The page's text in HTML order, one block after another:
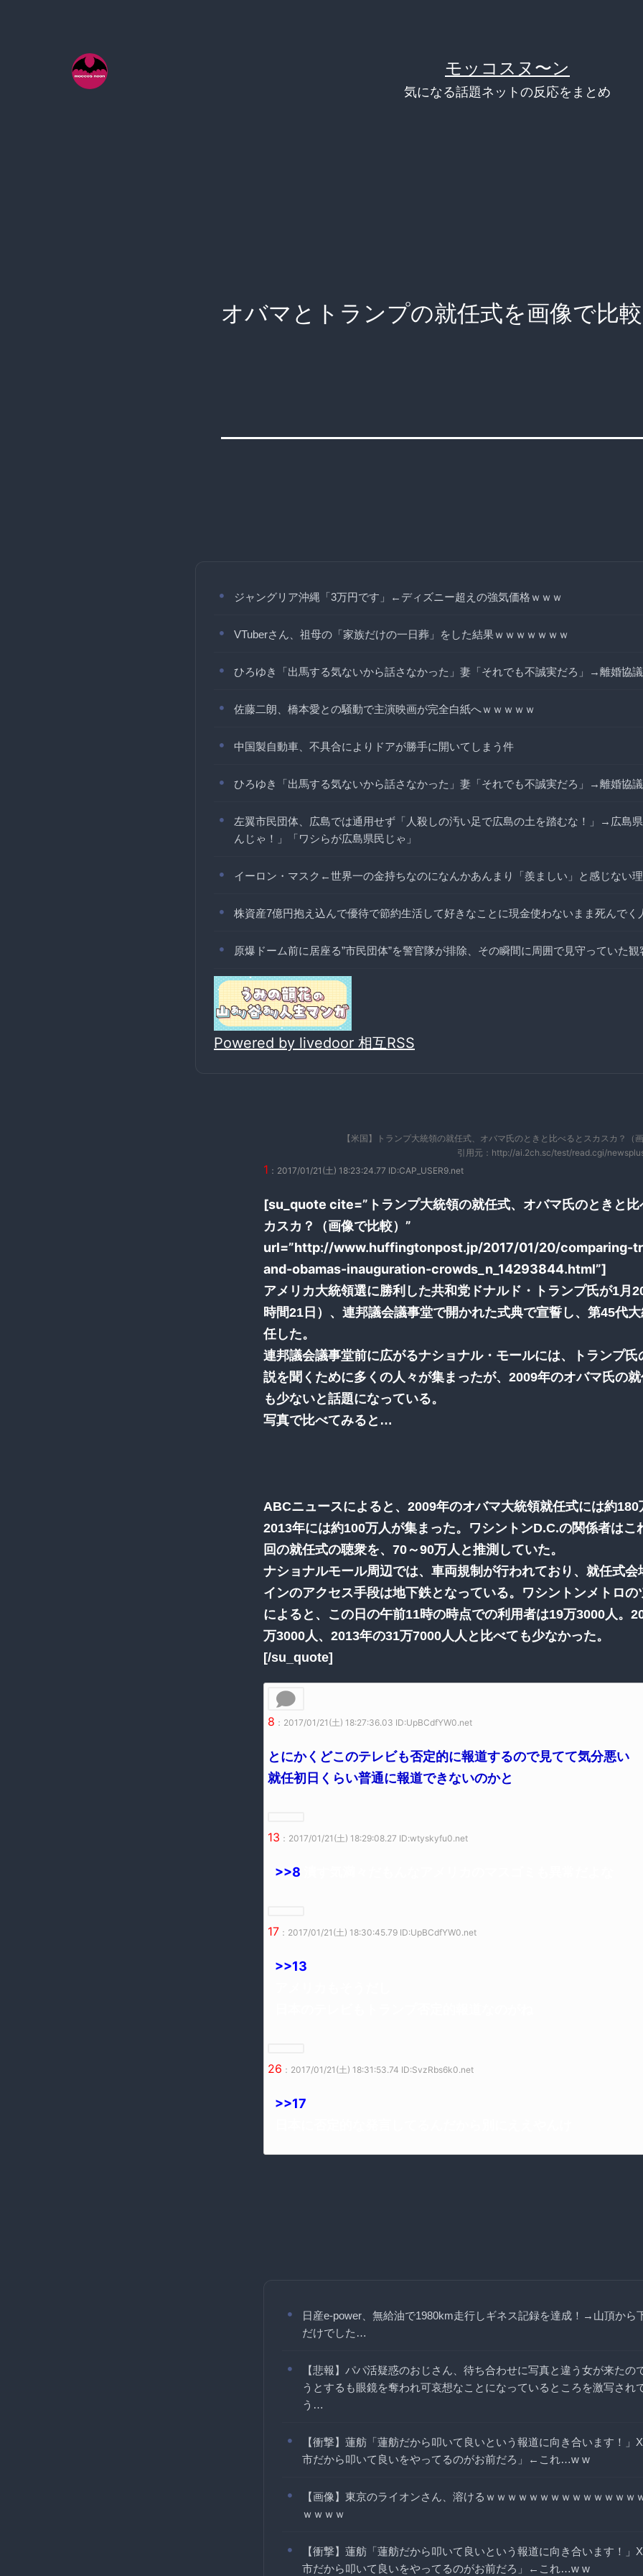
モッコスヌ〜ン
気になる話題ネットの反応をまとめ
オバマとトランプの就任式を画像で比較
ジャングリア沖縄「3万円です」←ディズニー超えの強気価格ｗｗｗ
VTuberさん、祖母の「家族だけの一日葬」をした結果ｗｗｗｗｗｗｗ
ひろゆき「出馬する気ないから話さなかった」妻「それでも不誠実だろ」→離婚協
佐藤二朗、橋本愛との騒動で主演映画が完全白紙へｗｗｗｗｗ
中国製自動車、不具合によりドアが勝手に開いてしまう件
ひろゆき「出馬する気ないから話さなかった」妻「それでも不誠実だろ」→離婚協
左翼市民団体、広島では通用せず「人殺しの汚い足で広島の土を踏むな！」→広島
んじゃ！」「ワシらが広島県民じゃ」
イーロン・マスク←世界一の金持ちなのになんかあんまり「羨ましい」と感じない
株資産7億円抱え込んで優待で節約生活して好きなことに現金使わないまま死んでく
原爆ドーム前に居座る”市民団体”を警官隊が排除、その瞬間に周囲で見守っていた
Powered by livedoor 相互RSS
【米国】トランプ大統領の就任式、オバマ氏のときと比べるとスカスカ？（
引用元：http://ai.2ch.sc/test/read.cgi/
1 ：2017/01/21(土) 18:23:24.77 ID:CAP_USER9.net
[su_quote cite=”トランプ大統領の就任式、オバマ氏のときと比
カスカ？（画像で比較）”
url=”http://www.huffingtonpost.jp/2017/01/20/comparing-
and-obamas-inauguration-crowds_n_14293844.html”]
アメリカ大統領選に勝利した共和党ドナルド・トランプ氏が1月
時間21日）、連邦議会議事堂で開かれた式典で宣誓し、第45代
任した。
連邦議会議事堂前に広がるナショナル・モールには、トランプ氏
説を聞くために多くの人々が集まったが、2009年のオバマ氏の就
も少ないと話題になっている。
写真で比べてみると…
ABCニュースによると、2009年のオバマ大統領就任式には約180
2013年には約100万人が集まった。ワシントンD.C.の関係者はこ
回の就任式の聴衆を、70～90万人と推測していた。
ナショナルモール周辺では、車両規制が行われており、就任式会
インのアクセス手段は地下鉄となっている。ワシントンメトロの
によると、この日の午前11時の時点での利用者は19万3000人。
万3000人、2013年の31万7000人人と比べても少なかった。
[/su_quote]
8 ：2017/01/21(土) 18:27:36.03 ID:UpBCdfYW0.net
とにかくどこのテレビも否定的に報道するので見てて気分悪い
就任初日くらい普通に報道できないのかと
13 ：2017/01/21(土) 18:29:08.27 ID:wtyskyfu0.net
>>8
17 ：2017/01/21(土) 18:30:45.79 ID:UpBCdfYW0.net
>>13
26 ：2017/01/21(土) 18:31:53.74 ID:SvzRbs6k0.net
>>17
日産e-power、無給油で1980km走行しギネス記録を達成！→山頂から
だけでした…
【悲報】パパ活疑惑のおじさん、待ち合わせに写真と違う女が来たの
うとするも眼鏡を奪われ可哀想なことになっているところを激写され
う…
【衝撃】蓮舫「蓮舫だから叩いて良いという報道に向き合います！」
市だから叩いて良いをやってるのがお前だろ」←これ…w w
【画像】東京のライオンさん、溶けるｗｗｗｗｗｗｗｗｗｗｗｗｗｗ
ｗｗｗｗ
【衝撃】蓮舫「蓮舫だから叩いて良いという報道に向き合います！」
市だから叩いて良いをやってるのがお前だろ」←これ…w w